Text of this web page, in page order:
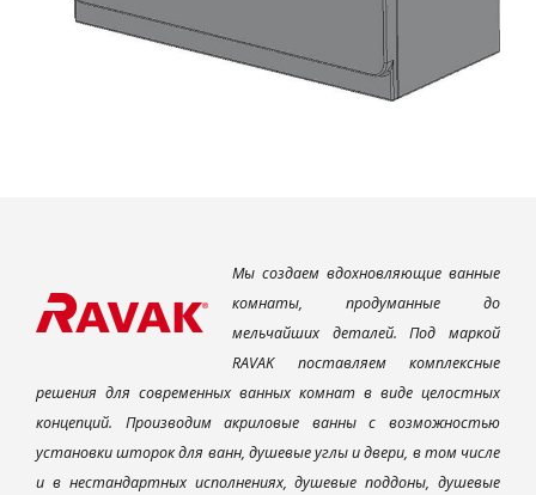
Мы создаем вдохновляющие ванные
комнаты, продуманные до
мельчайших деталей. Под маркой
RAVAK поставляем комплексные
решения для современных ванных комнат в виде целостных
концепций. Производим акриловые ванны с возможностью
установки шторок для ванн, душевые углы и двери, в том числе
и в нестандартных исполнениях, душевые поддоны, душевые